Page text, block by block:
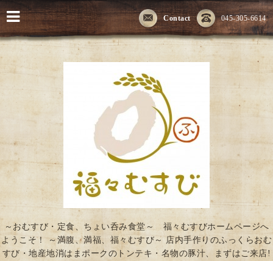
045-305-6614
Contact
～おむすび・定食、ちょい呑み食堂～ 福々むすびホームページへ
ようこそ！ ～満腹、満福、福々むすび～ 店内手作りのふっくらおむ
すび・地産地消はまポークのトンテキ・名物の豚汁、まずはご来店!